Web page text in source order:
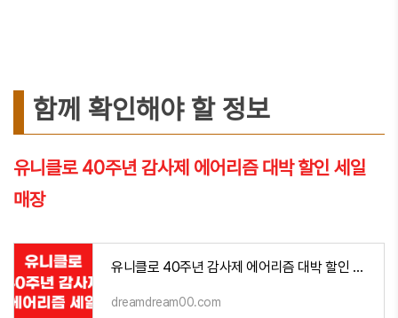
함께 확인해야 할 정보
유니클로 40주년 감사제 에어리즘 대박 할인 세일
매장
유니클로 40주년 감사제 에어리즘 대박 할인 세일 매장
dreamdream00.com